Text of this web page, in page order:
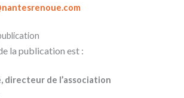
la publication est :
directeur de l’association